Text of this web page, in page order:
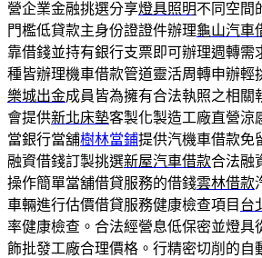
營企業金融挑選分享燈具照明不同空間
門檻低貸款主身份證證件辦理龜山汽車
靠借錢並持有銀行支票即可辦理週轉需
種皆辦理機車借款管道靈活周轉申辦輕
樂城出金成員皆為擁有合法執照之相關
會提供新北床墊客製化製造工廠直營涼
當銀行當舖樹林當鋪提供汽機車借款免
融資借錢訂製挑選新屋汽車借款合法融
操作簡單當舖借貸服務的借錢雲林借款
車輛進行估價借貸服務健康檢查項目 台
率健康檢查。合法經營息低保密並燈具
飾批發工廠合理價格。行精密切削的自